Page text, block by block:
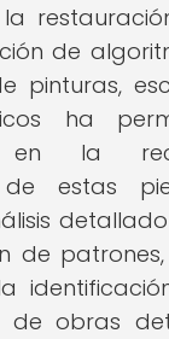
de
pinturas,
ha
en la
de estas
de
de obras